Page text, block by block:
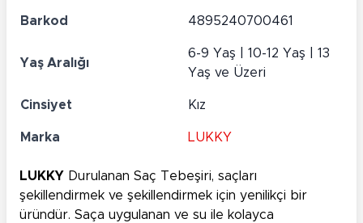
Barkod 4895240700461
Yaş Aralığı
6-9 Yaş | 10-12 Yaş | 13
Yaş ve Üzeri
Cinsiyet Kız
Marka LUKKY
LUKKY Durulanan Saç Tebeşiri, saçları
şekillendirmek ve şekillendirmek için yenilikçi bir
üründür. Saça uygulanan ve su ile kolayca